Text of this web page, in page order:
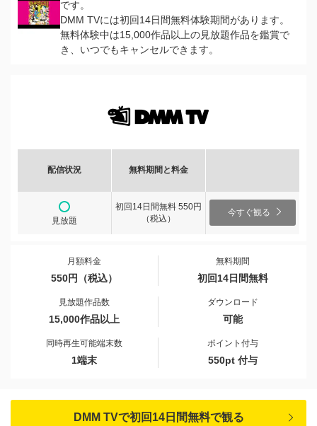
です。
DMM TVには初回14日間無料体験期間があります。
無料体験中は15,000作品以上の見放題作品を鑑賞で
き、いつでもキャンセルできます。
配信状況 無料期間と料金
見放題
初回14日間無料 550円
（税込）
今すぐ観る
月額料金
550円（税込）
無料期間
初回14日間無料
見放題作品数
15,000作品以上
ダウンロード
可能
同時再生可能端末数
1端末
ポイント付与
550pt 付与
DMM TVで初回14日間無料で観る